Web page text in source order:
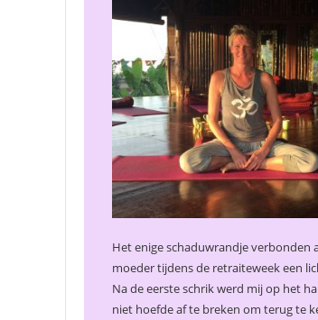
Het enige schaduwrandje verbonden
moeder tijdens de retraiteweek een
Na de eerste schrik werd mij op het
niet hoefde af te breken om terug te